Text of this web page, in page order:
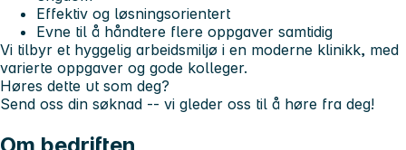
Effektiv og løsningsorientert
Evne til å håndtere flere oppgaver samtidig
Vi tilbyr et hyggelig arbeidsmiljø i en moderne klinikk, med
varierte oppgaver og gode kolleger.
Høres dette ut som deg?
Send oss din søknad -- vi gleder oss til å høre fra deg!